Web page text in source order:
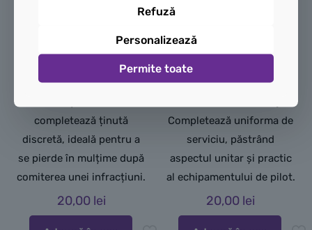
siluetă modernă și diferită
Picioare albastre (Dark
Blue):Pantalonii în
completează ținută
discretă, ideală pentru a
se pierde în mulțime după
comiterea unei infracțiuni.
20,00 lei
surprinde determinarea
manevrelor complexe,
având o privire atentă și
hotărâtă.
Completează uniforma de
serviciu, păstrând
aspectul unitar și practic
al echipamentului de pilot.
20,00 lei
Refuză
Personalizează
Permite toate